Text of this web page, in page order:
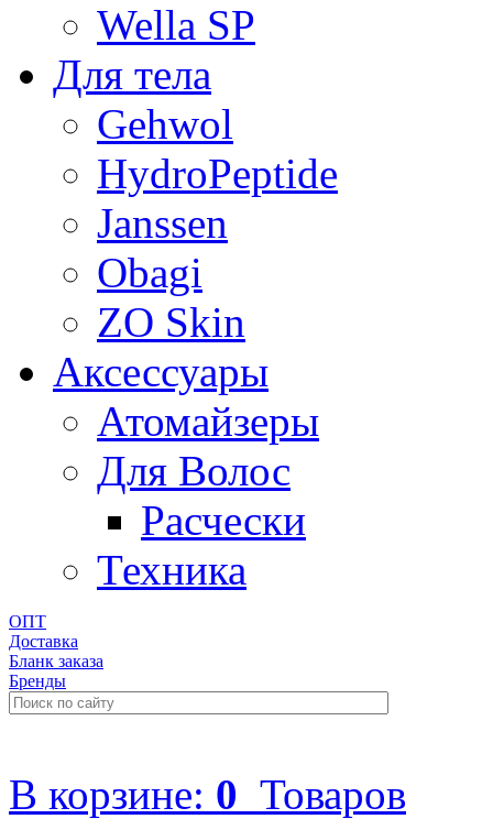
Wella SP
Для тела
Gehwol
HydroPeptide
Janssen
Obagi
ZO Skin
Aксессуары
Атомайзеры
Для Волос
Расчески
Техника
ОПТ
Доставка
Бланк заказа
Бренды
В корзине: 0 Товаров